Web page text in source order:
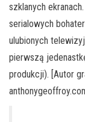
szklanych
serialowych
ulubionych
pierwszą
produkcji). [Autor